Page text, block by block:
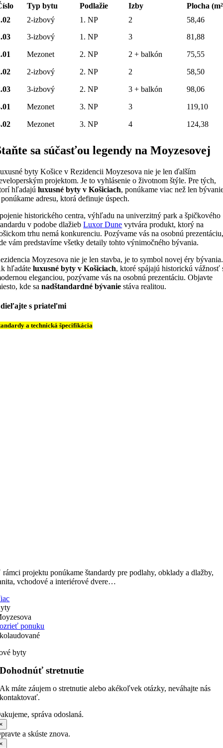
Typ bytu Podlažie Izby
Plocha
2-izbový 1. NP 2
58,46
3-izbový 1. NP 3 81,88
Mezonet 2. NP 2 + balkón 75,55
2-izbový 2. NP 2 58,50
3-izbový 2. NP 3 + balkón 98,06
Mezonet 3. NP 3 119,10
Mezonet 3. NP 4 124,38
sa súčasťou legendy na Moyzesovej
byty Košice v Rezidencii Moyzesova nie je len ďalším
projektom. Je to vyhlásenie o životnom štýle. Pre tých,
hľadajúluxusné byty v Košiciach, ponúkame viac než len
adresu, ktorá definuje úspech.
historického centra, výhľadu na univerzitný park a špičkového
v podobe dlažiebLuxor Dune vytvára produkt, ktorý na
trhu nemá konkurenciu. Pozývame vás na osobnú
vám predstavíme všetky detaily tohto výnimočného bývania.
Moyzesova nie je len stavba, je to symbol novej éry bývania.
hľadáteluxusné byty v Košiciach, ktoré spájajú historickú vážnosť
eleganciou, pozývame vás na osobnú prezentáciu. Objavte
kde sanadštandardné bývanie stáva realitou.
s priateľmi
a technická špecifikácia
rámci projektu ponúkame štandardy pre podlahy, obklady a dlažby,
vchodové a interiérové dvere…
ponuku
byty
Dohodnúť stretnutie
Ak máte záujem o stretnutie alebo akékoľvek otázky, neváhajte nás
kontaktovať.
správa odoslaná.
a skúste znova.